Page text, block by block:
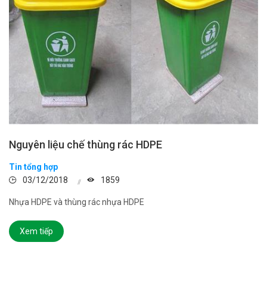
Nguyên liệu chế thùng rác HDPE
Tin tổng hợp
03/12/2018
1859
Nhựa HDPE và thùng rác nhựa HDPE
Xem tiếp